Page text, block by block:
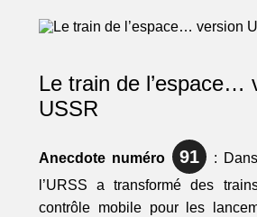
Le train de l’espace…
USSR
Anecdote numéro 91 : Dans
l’URSS a transformé des
contrôle mobile pour les